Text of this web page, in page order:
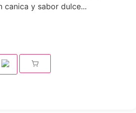
canica y sabor dulce...